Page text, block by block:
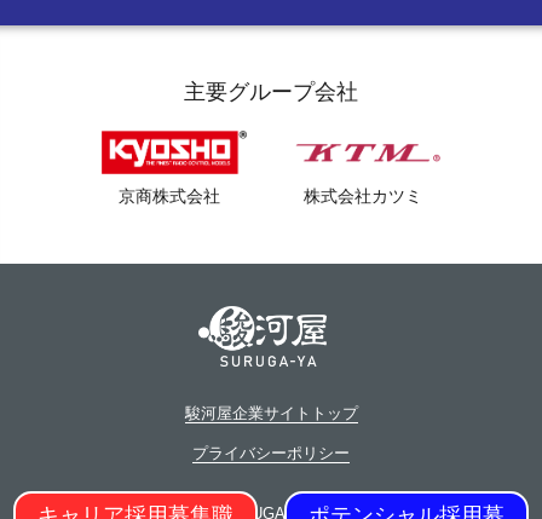
登録制アルバイト採用
外国人採用
障がい者採用
女性スタッフ 積極採用中
静岡市ってこんな街
主要グループ会社
京商株式会社 株式会社カツミ
駿河屋企業サイトトップ
プライバシーポリシー
© SURUGA-YA Inc.